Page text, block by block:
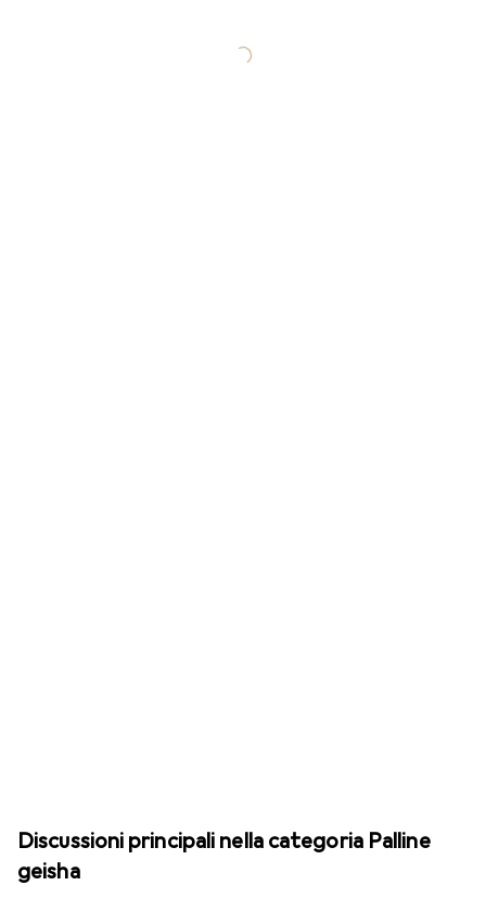
Discussioni principali nella categoria Palline
geisha